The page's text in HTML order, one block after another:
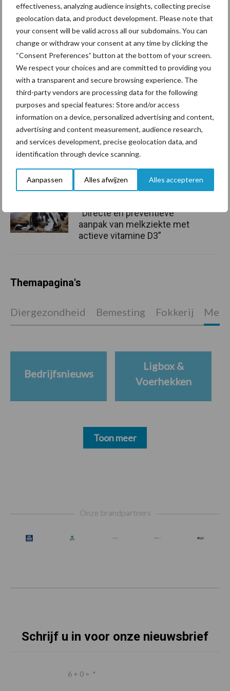
effectiveness, analyzing audience insights, collecting precise
geolocation data, and product development. Please note that
your consent will be valid across all our subdomains. You can
change or withdraw your consent at any time by clicking the
“Consent Preferences” button at the bottom of your screen.
We respect your choices and are committed to providing you
with a transparent and secure browsing experience. The
third-party vendors are processing data for the following
purposes and special features: Store and/or access
information on a device, personalized advertising and content,
advertising and content measurement, audience research,
and services development, precise geolocation data, and
identification through device scanning.
Aanpassen Alles afwijzen Alles accepteren
Aanbevolen voor jou!
Van onze partner Agridiscounter
Snel en effectief
droogzetten na de laatste
melkbeurt
Van onze partner Agridiscounter
Lithaph+ 25Kg hét
alternatief voor
“Directe en preventieve
aanpak van melkziekte met
actieve vitamine D3”
Themapagina's
Diergezondheid Bemesting Fokkerij
Bedrijfsnieuws
Ligbox &
Voerhekken
Toon meer
Onze brandpartners
Schrijf u in voor onze nieuwsbrief
6 + 0 = *